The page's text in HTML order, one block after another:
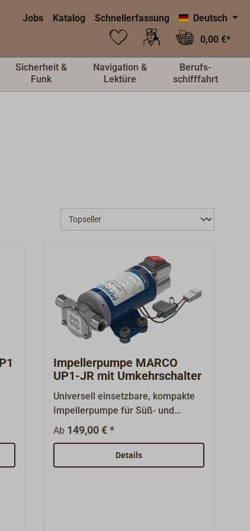
Jobs Katalog Schnellerfassung
Deutsch
0,00 €*
Sicherheit &
Funk
Navigation &
Lektüre
Berufs-
schifffahrt
Impellerpumpe MARCO
UP1-JR mit Umkehrschalter
Universell einsetzbare, kompakte
Impellerpumpe für Süß- und
Seewasser, ausgestattet mit
integriertem wasserdichten
Schalter, der eine Umkehr der
Förderrichtung erlaubt. Schaltbar
Ab 149,00 € *
Details